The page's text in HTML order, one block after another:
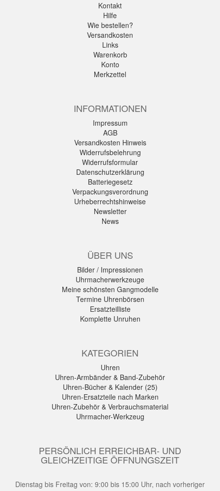
Kontakt
Hilfe
Wie bestellen?
Versandkosten
Links
Warenkorb
Konto
Merkzettel
INFORMATIONEN
Impressum
AGB
Versandkosten Hinweis
Widerrufsbelehrung
Widerrufsformular
Datenschutzerklärung
Batteriegesetz
Verpackungsverordnung
Urheberrechtshinweise
Newsletter
News
ÜBER UNS
Bilder / Impressionen
Uhrmacherwerkzeuge
Meine schönsten Gangmodelle
Termine Uhrenbörsen
Ersatzteilliste
Komplette Unruhen
KATEGORIEN
Uhren
Uhren-Armbänder & Band-Zubehör
Uhren-Bücher & Kalender (25)
Uhren-Ersatzteile nach Marken
Uhren-Zubehör & Verbrauchsmaterial
Uhrmacher-Werkzeug
PERSÖNLICH ERREICHBAR- UND
GLEICHZEITIGE ÖFFNUNGSZEIT
Dienstag bis Freitag von: 9:00 bis 15:00 Uhr, nach vorheriger